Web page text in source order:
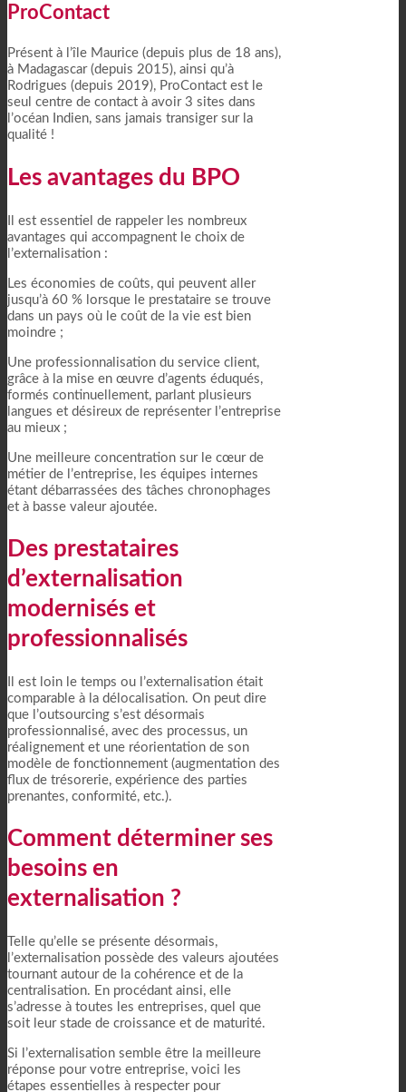
ProContact
Présent à l’île Maurice (depuis plus de 18 ans),
à Madagascar (depuis 2015), ainsi qu’à
Rodrigues (depuis 2019), ProContact est le
seul centre de contact à avoir 3 sites dans
l’océan Indien, sans jamais transiger sur la
qualité !
Les avantages du BPO
Il est essentiel de rappeler les nombreux
avantages qui accompagnent le choix de
l’externalisation :
Les économies de coûts, qui peuvent aller
jusqu’à 60 % lorsque le prestataire se trouve
dans un pays où le coût de la vie est bien
moindre ;
Une professionnalisation du service client,
grâce à la mise en œuvre d’agents éduqués,
formés continuellement, parlant plusieurs
langues et désireux de représenter l’entreprise
au mieux ;
Une meilleure concentration sur le cœur de
métier de l’entreprise, les équipes internes
étant débarrassées des tâches chronophages
et à basse valeur ajoutée.
Des prestataires
d’externalisation
modernisés et
professionnalisés
Il est loin le temps ou l’externalisation était
comparable à la délocalisation. On peut dire
que l’outsourcing s’est désormais
professionnalisé, avec des processus, un
réalignement et une réorientation de son
modèle de fonctionnement (augmentation des
flux de trésorerie, expérience des parties
prenantes, conformité, etc.).
Comment déterminer ses
besoins en
externalisation ?
Telle qu’elle se présente désormais,
l’externalisation possède des valeurs ajoutées
tournant autour de la cohérence et de la
centralisation. En procédant ainsi, elle
s’adresse à toutes les entreprises, quel que
soit leur stade de croissance et de maturité.
Si l’externalisation semble être la meilleure
réponse pour votre entreprise, voici les
étapes essentielles à respecter pour